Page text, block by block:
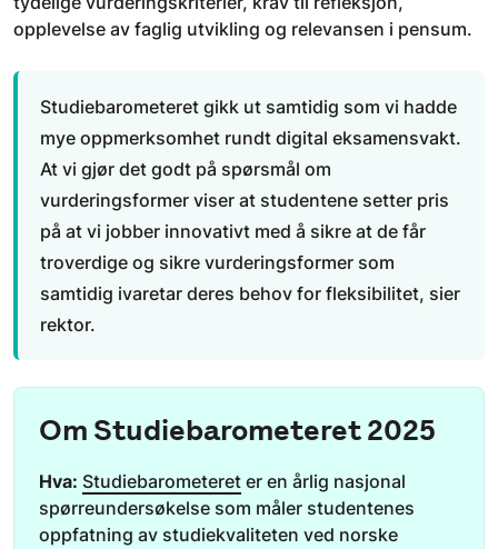
opplevelse av faglig utvikling og relevansen i pensum.
Studiebarometeret gikk ut samtidig som vi hadde
mye oppmerksomhet rundt digital eksamensvakt.
At vi gjør det godt på spørsmål om
vurderingsformer viser at studentene setter pris
på at vi jobber innovativt med å sikre at de får
troverdige og sikre vurderingsformer som
samtidig ivaretar deres behov for fleksibilitet, sier
rektor.
Om Studiebarometeret 2025
Hva: Studiebarometeret er en årlig nasjonal
spørreundersøkelse som måler studentenes
oppfatning av studiekvaliteten ved norske